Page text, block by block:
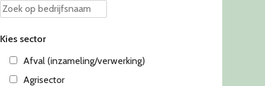
Kies sector
Afval (inzameling/verwerking)
Agrisector